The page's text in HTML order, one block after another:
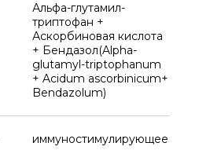
Альфа-глутамил-
триптофан +
Аскорбиновая кислота
+ Бендазол(Alpha-
glutamyl-triptophanum
+ Acidum ascorbinicum+
Bendazolum)
иммуностимулирующее